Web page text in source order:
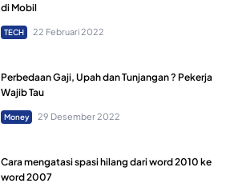
di Mobil
TECH 22 Februari 2022
Perbedaan Gaji, Upah dan Tunjangan ? Pekerja
Wajib Tau
Money 29 Desember 2022
Cara mengatasi spasi hilang dari word 2010 ke
word 2007